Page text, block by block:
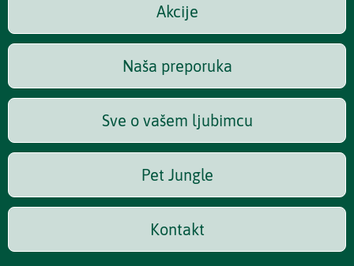
Akcije
Naša preporuka
Sve o vašem ljubimcu
Pet Jungle
Kontakt